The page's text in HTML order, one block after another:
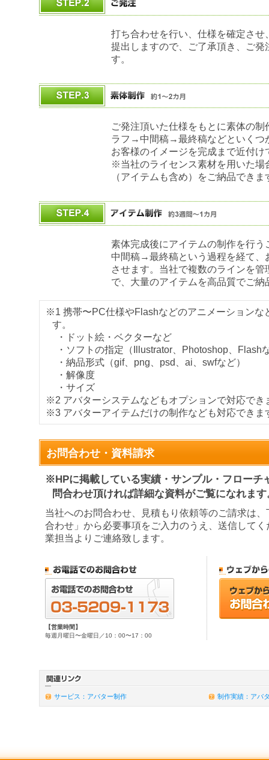
打ち合わせを行い、仕様を確定させ
提出しますので、ご了承頂き、ご発
す。
ご発注頂いた仕様をもとに素体の制
ラフ→中間稿→最終稿などといくつ
お客様のイメージを完成まで近付け
※当社のライセンス素材を用いた場
（アイテムも含め）をご納品できま
素体完成後にアイテムの制作を行う
中間稿→最終稿という過程を経て、
させます。当社で複数のラインを
で、大量のアイテムを高品質でご納
※1 携帯〜PC仕様やFlashなどのアニメーションな
す。
・ドット絵・ベクターなど
・ソフトの指定（Illustrator、Photoshop、Flash
・納品形式（gif、png、psd、ai、swfなど）
・解像度
・サイズ
※2 アバターシステムなどもオプションで対応でき
※3 アバターアイテムだけの制作なども対応できま
お問合わせ・資料請求
※HPに掲載している実績・サンプル・フローチ
問合わせ頂ければ詳細な資料がご覧になれます
当社へのお問合わせ、見積もり依頼等のご請求は
合わせ」から必要事項をご入力のうえ、送信して
業担当よりご連絡致します。
【営業時間】
毎週月曜日〜金曜日／10：00〜17：00
サービス：アバター制作 制作実績：アバ